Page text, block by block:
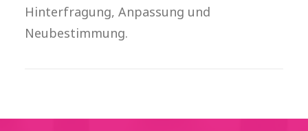
Hinterfragung, Anpassung und
Neubestimmung.